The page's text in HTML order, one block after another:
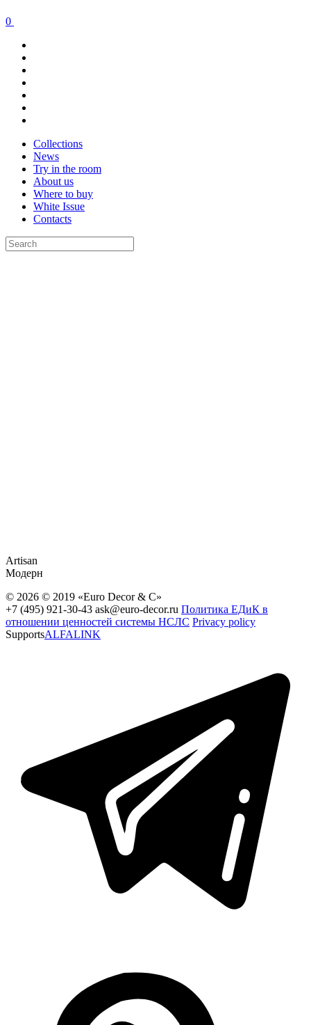
0
Collections
News
Try in the room
About us
Where to buy
White Issue
Contacts
Artisan
Модерн
© 2026 © 2019 «Euro Decor & C»
+7 (495) 921-30-43 ask@euro-decor.ru Политика ЕДиК в
отношении ценностей системы НСЛС Privacy policy
SupportsALFALINK